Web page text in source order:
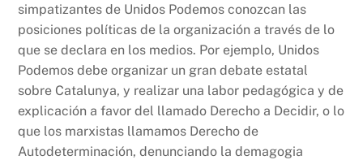
simpatizantes de Unidos Podemos conozcan las
posiciones políticas de la organización a través de lo
que se declara en los medios. Por ejemplo, Unidos
Podemos debe organizar un gran debate estatal
sobre Catalunya, y realizar una labor pedagógica y de
explicación a favor del llamado Derecho a Decidir, o lo
que los marxistas llamamos Derecho de
Autodeterminación, denunciando la demagogia